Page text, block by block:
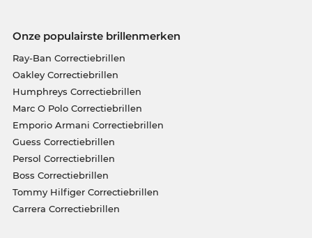
Onze populairste brillenmerken
Ray-Ban Correctiebrillen
Oakley Correctiebrillen
Humphreys Correctiebrillen
Marc O Polo Correctiebrillen
Emporio Armani Correctiebrillen
Guess Correctiebrillen
Persol Correctiebrillen
Boss Correctiebrillen
Tommy Hilfiger Correctiebrillen
Carrera Correctiebrillen